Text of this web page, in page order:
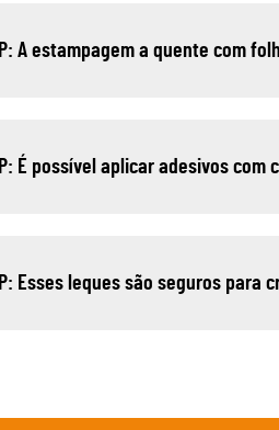
P: A estampagem a quente com
P: É possível aplicar adesivos
P: Esses leques são seguros para